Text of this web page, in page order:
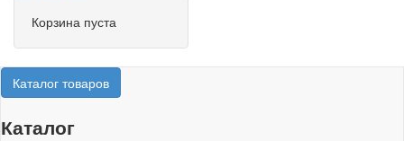
Корзина пуста
Каталог товаров
Каталог